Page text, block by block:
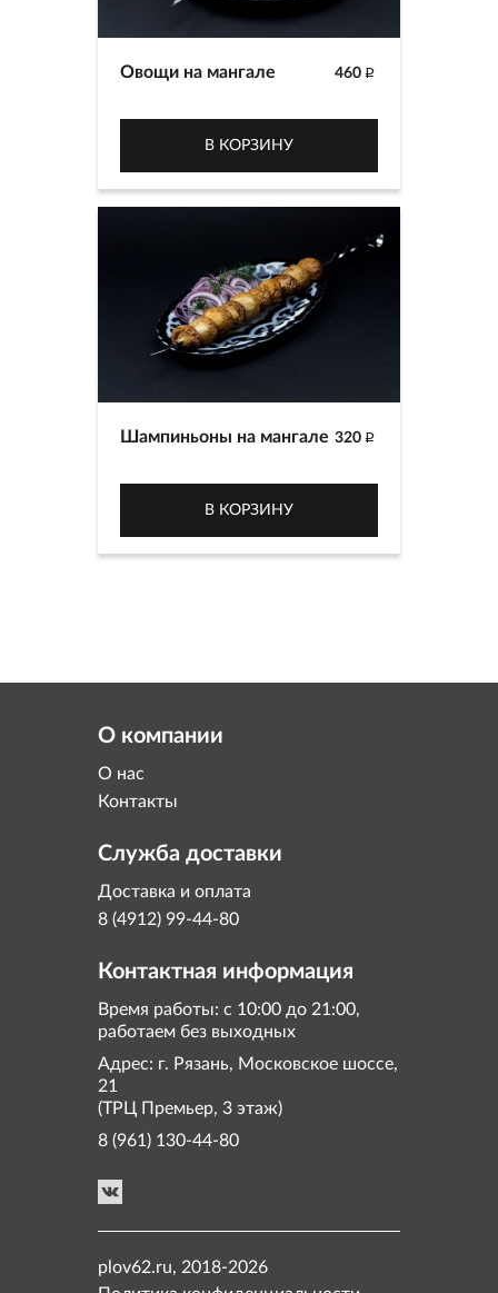
460 p
Овощи на мангале
В КОРЗИНУ
320 p
Шампиньоны на мангале
В КОРЗИНУ
О компании
О нас
Контакты
Служба доставки
Доставка и оплата
8 (4912) 99-44-80
Контактная информация
Время работы: с 10:00 до 21:00,
работаем без выходных
Адрес: г. Рязань, Московское шоссе,
21
(ТРЦ Премьер, 3 этаж)
8 (961) 130-44-80
plov62.ru, 2018-2026